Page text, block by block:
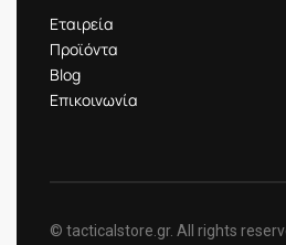
Εταιρεία
Προϊόντα
Blog
Επικοινωνία
© tacticalstore.gr. All rights